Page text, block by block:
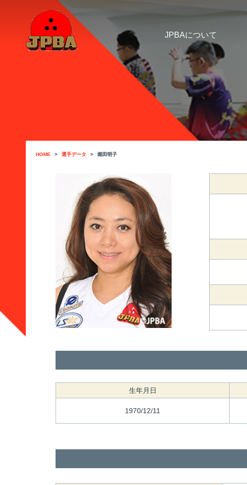
JPBAについて
HOME 選手データ 堀田明子
生年月日
1970/12/11